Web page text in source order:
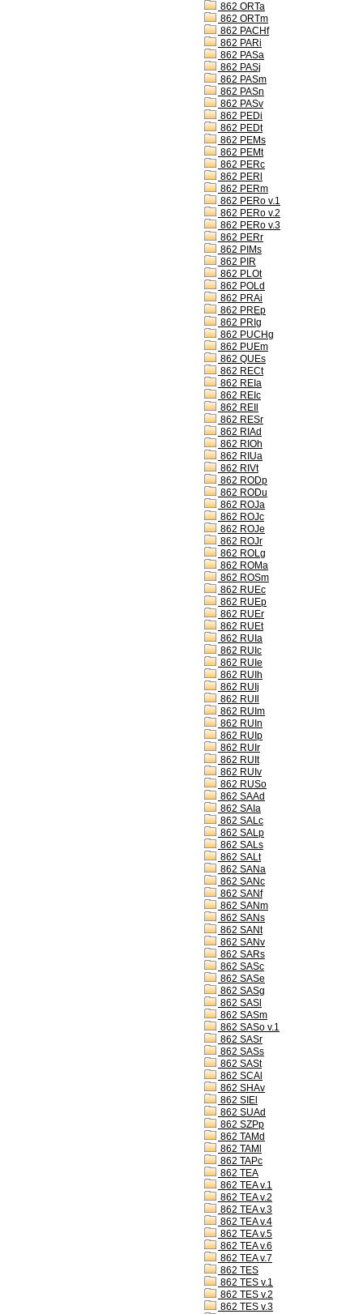
862 ORTa
862 ORTm
862 PACHf
862 PARi
862 PASa
862 PASj
862 PASm
862 PASn
862 PASv
862 PEDi
862 PEDt
862 PEMs
862 PEMt
862 PERc
862 PERl
862 PERm
862 PERo v.1
862 PERo v.2
862 PERo v.3
862 PERr
862 PIMs
862 PIR
862 PLOt
862 POLd
862 PRAi
862 PREp
862 PRIg
862 PUCHg
862 PUEm
862 QUEs
862 RECt
862 REIa
862 REIc
862 REIl
862 RESr
862 RIAd
862 RIOh
862 RIUa
862 RIVt
862 RODp
862 RODu
862 ROJa
862 ROJc
862 ROJe
862 ROJr
862 ROLg
862 ROMa
862 ROSm
862 RUEc
862 RUEp
862 RUEr
862 RUEt
862 RUIa
862 RUIc
862 RUIe
862 RUIh
862 RUIj
862 RUIl
862 RUIm
862 RUIn
862 RUIp
862 RUIr
862 RUIt
862 RUIv
862 RUSo
862 SAAd
862 SAIa
862 SALc
862 SALp
862 SALs
862 SALt
862 SANa
862 SANc
862 SANf
862 SANm
862 SANs
862 SANt
862 SANv
862 SARs
862 SASc
862 SASe
862 SASg
862 SASl
862 SASm
862 SASo v.1
862 SASr
862 SASs
862 SASt
862 SCAl
862 SHAv
862 SIEl
862 SUAd
862 SZPp
862 TAMd
862 TAMl
862 TAPc
862 TEA
862 TEA v.1
862 TEA v.2
862 TEA v.3
862 TEA v.4
862 TEA v.5
862 TEA v.6
862 TEA v.7
862 TES
862 TES v.1
862 TES v.2
862 TES v.3